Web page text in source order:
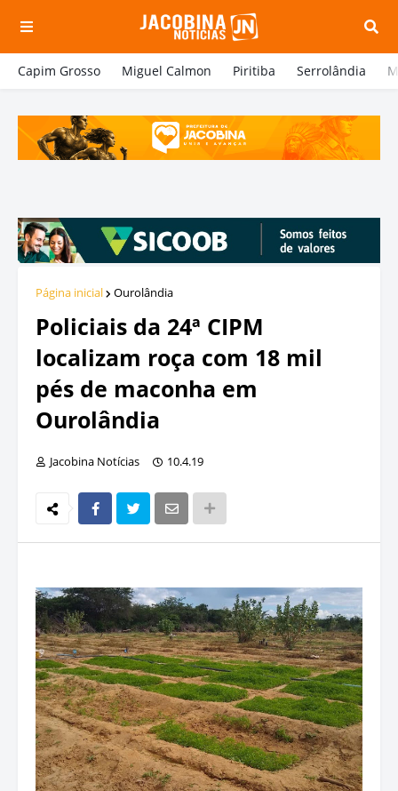
Capim Grosso Miguel Calmon Piritiba Serrolândia
Página inicial Ourolândia
Policiais da 24ª CIPM
localizam roça com 18 mil
pés de maconha em
Ourolândia
Jacobina Notícias 10.4.19